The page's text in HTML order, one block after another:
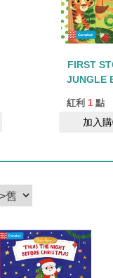
FIRST
JUNGLE
紅利 1 點
加入